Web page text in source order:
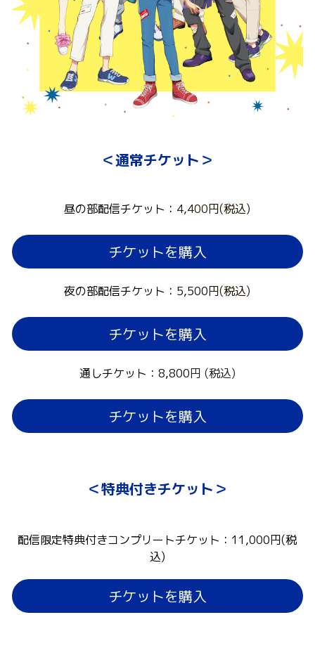
＜通常チケット＞
昼の部配信チケット ：4,400円(税込)
チケットを購入
夜の部配信チケット ： 5,500円(税込)
チケットを購入
通しチケット ： 8,800円 (税込)
チケットを購入
＜特典付きチケット＞
配信限定特典付きコンプリートチケット ： 11,000円(税
込)
チケットを購入